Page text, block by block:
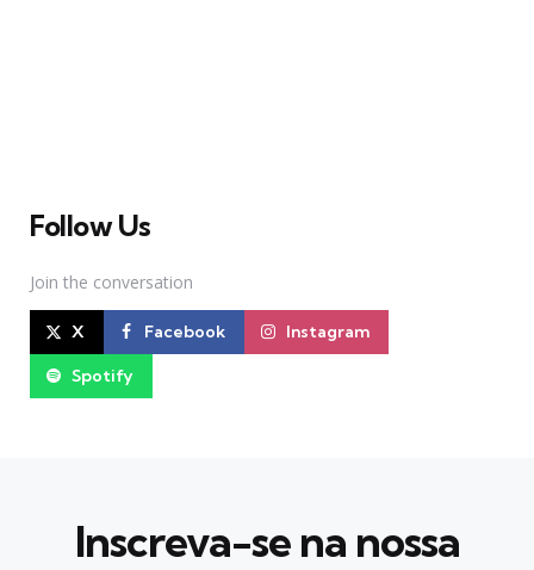
Follow Us
Join the conversation
X Facebook Instagram
Spotify
Inscreva-se na nossa